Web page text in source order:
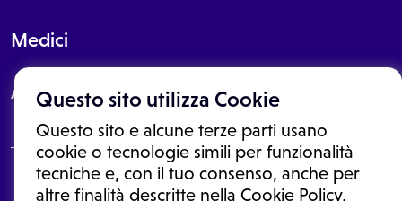
Questo sito utilizza Cookie
Questo sito e alcune terze parti usano
cookie o tecnologie simili per funzionalità
tecniche e, con il tuo consenso, anche per
altre finalità descritte nella Cookie Policy,
Medici
About
Le informazioni proposte in questo sito non sono un consulto medico.